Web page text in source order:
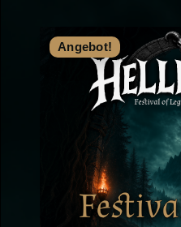
Angebot!